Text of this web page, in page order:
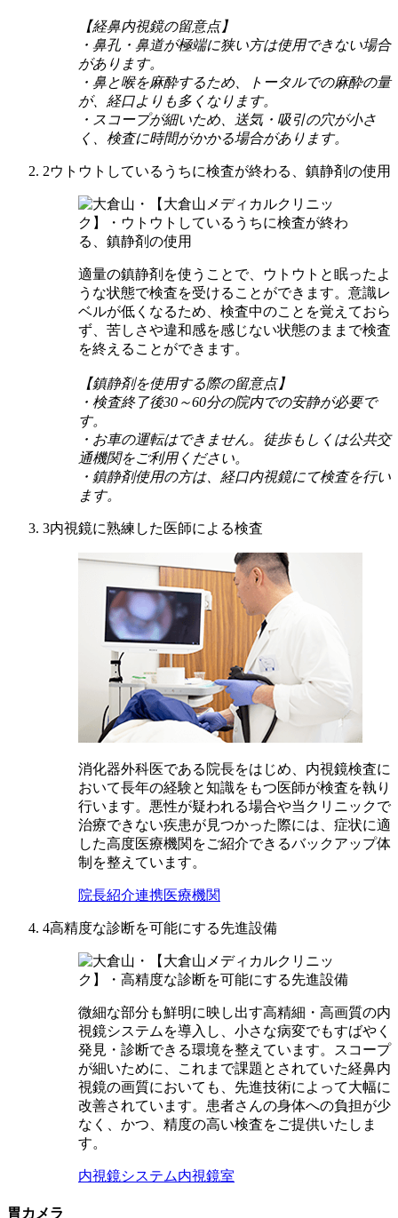
【経鼻内視鏡の留意点】
・鼻孔・鼻道が極端に狭い方は使用できない場合
があります。
・鼻と喉を麻酔するため、トータルでの麻酔の量
が、経口よりも多くなります。
・スコープが細いため、送気・吸引の穴が小さ
く、検査に時間がかかる場合があります。
2ウトウトしているうちに検査が終わる、鎮静剤の使用
適量の鎮静剤を使うことで、ウトウトと眠ったよ
うな状態で検査を受けることができます。意識レ
ベルが低くなるため、検査中のことを覚えておら
ず、苦しさや違和感を感じない状態のままで検査
を終えることができます。
【鎮静剤を使用する際の留意点】
・検査終了後30～60分の院内での安静が必要で
す。
・お車の運転はできません。徒歩もしくは公共交
通機関をご利用ください。
・鎮静剤使用の方は、経口内視鏡にて検査を行い
ます。
3内視鏡に熟練した医師による検査
消化器外科医である院長をはじめ、内視鏡検査に
おいて長年の経験と知識をもつ医師が検査を執り
行います。悪性が疑われる場合や当クリニックで
治療できない疾患が見つかった際には、症状に適
した高度医療機関をご紹介できるバックアップ体
制を整えています。
院長紹介連携医療機関
4高精度な診断を可能にする先進設備
微細な部分も鮮明に映し出す高精細・高画質の内
視鏡システムを導入し、小さな病変でもすばやく
発見・診断できる環境を整えています。スコープ
が細いために、これまで課題とされていた経鼻内
視鏡の画質においても、先進技術によって大幅に
改善されています。患者さんの身体への負担が少
なく、かつ、精度の高い検査をご提供いたしま
す。
内視鏡システム内視鏡室
胃カメラ